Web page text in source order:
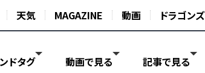
天気 MAGAZINE 動画 ドラゴンズ
ドタグ 動画で見る 記事で見る